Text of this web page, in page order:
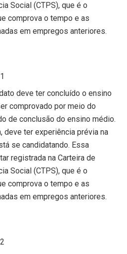
Social (CTPS), que é o
comprova o tempo e as
em empregos anteriores.
1
deve ter concluído o ensino
comprovado por meio do
de conclusão do ensino médio.
deve ter experiência prévia na
se candidatando. Essa
registrada na Carteira de
Social (CTPS), que é o
comprova o tempo e as
em empregos anteriores.
2